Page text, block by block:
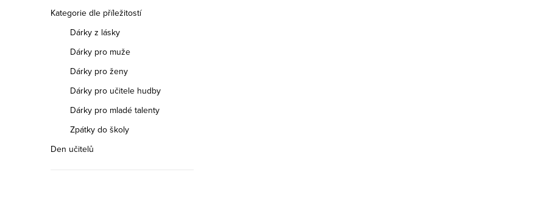
Kategorie dle příležitostí
Dárky z lásky
Dárky pro muže
Dárky pro ženy
Dárky pro učitele hudby
Dárky pro mladé talenty
Zpátky do školy
Den učitelů